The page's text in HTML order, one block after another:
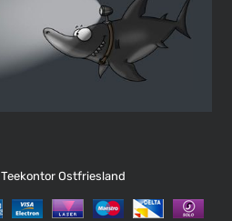
Teekontor Ostfriesland